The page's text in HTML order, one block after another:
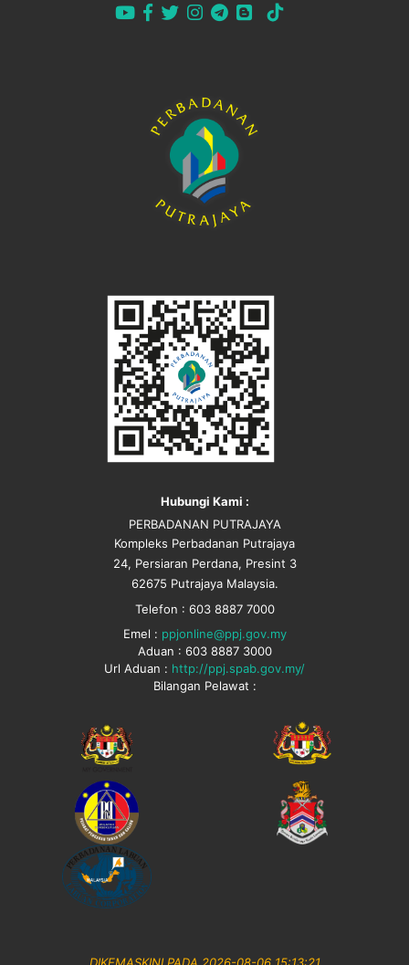
Hubungi Kami :
PERBADANAN PUTRAJAYA
Kompleks Perbadanan Putrajaya
24, Persiaran Perdana, Presint 3
62675 Putrajaya Malaysia.
Telefon : 603 8887 7000
Emel : ppjonline@ppj.gov.my
Aduan : 603 8887 3000
Url Aduan : http://ppj.spab.gov.my/
Bilangan Pelawat :